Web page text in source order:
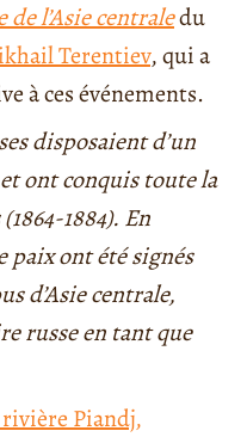
l’Asie centraledu
Terentiev, qui a
à ces événements.
disposaient d’un
ont conquis toute la
1884). En
paix ont été signés
d’Asie centrale,
russe en tant que
rivière Piandj,